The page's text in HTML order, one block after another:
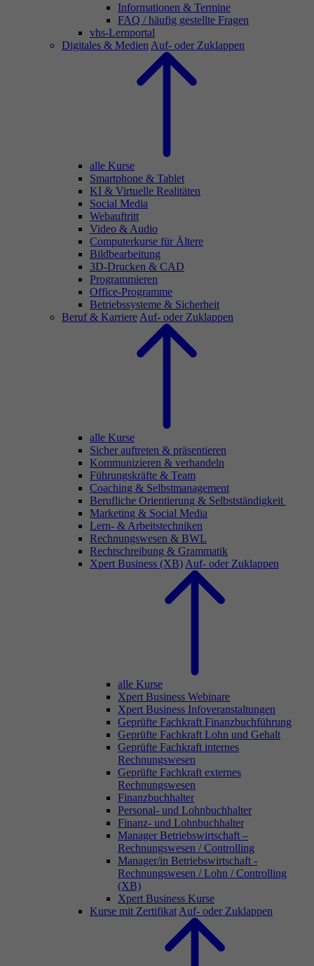
Informationen & Termine
FAQ / häufig gestellte Fragen
vhs-Lernportal
Digitales & Medien Auf- oder Zuklappen
alle Kurse
Smartphone & Tablet
KI & Virtuelle Realitäten
Social Media
Webauftritt
Video & Audio
Computerkurse für Ältere
Bildbearbeitung
3D-Drucken & CAD
Programmieren
Office-Programme
Betriebssysteme & Sicherheit
Beruf & Karriere Auf- oder Zuklappen
alle Kurse
Sicher auftreten & präsentieren
Kommunizieren & verhandeln
Führungskräfte & Team
Coaching & Selbstmanagement
Berufliche Orientierung & Selbstständigkeit
Marketing & Social Media
Lern- & Arbeitstechniken
Rechnungswesen & BWL
Rechtschreibung & Grammatik
Xpert Business (XB) Auf- oder Zuklappen
alle Kurse
Xpert Business Webinare
Xpert Business Infoveranstaltungen
Geprüfte Fachkraft Finanzbuchführung
Geprüfte Fachkraft Lohn und Gehalt
Geprüfte Fachkraft internes
Rechnungswesen
Geprüfte Fachkraft externes
Rechnungswesen
Finanzbuchhalter
Personal- und Lohnbuchhalter
Finanz- und Lohnbuchhalter
Manager Betriebswirtschaft –
Rechnungswesen / Controlling
Manager/in Betriebswirtschaft -
Rechnungswesen / Lohn / Controlling
(XB)
Xpert Business Kurse
Kurse mit Zertifikat Auf- oder Zuklappen